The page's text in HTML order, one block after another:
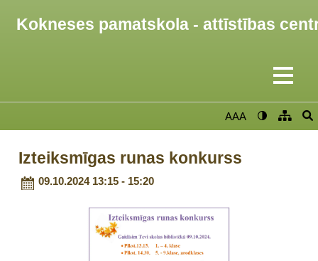
Kokneses pamatskola - attīstības
AAA
Izteiksmīgas runas konkurss
09.10.2024 13:15 - 15:20